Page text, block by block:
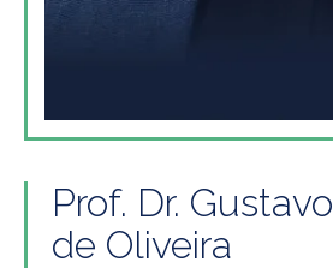
Prof. Dr.
de Oliveira